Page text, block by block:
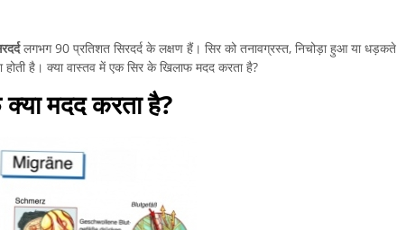
लगभग 90 प्रतिशत सिरदर्द के लक्षण हैं। सिर को तनावग्रस्त, निचोड़ा हुआ या धड़कते
है। क्या वास्तव में एक सिर के खिलाफ मदद करता है?
मदद करता है?